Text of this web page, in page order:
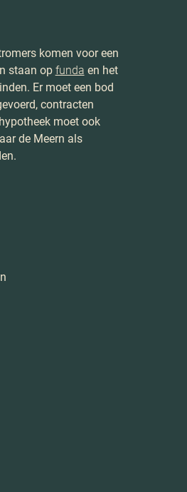
komen voor een
staan op funda en het
Er moet een bod
contracten
moet ook
de Meern als